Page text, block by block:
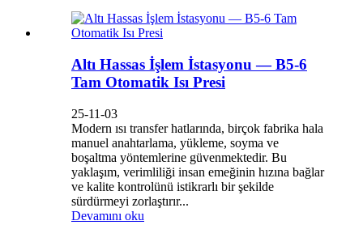
Altı Hassas İşlem İstasyonu — B5-6
Tam Otomatik Isı Presi
25-11-03
Modern ısı transfer hatlarında, birçok fabrika hala
manuel anahtarlama, yükleme, soyma ve
boşaltma yöntemlerine güvenmektedir. Bu
yaklaşım, verimliliği insan emeğinin hızına bağlar
ve kalite kontrolünü istikrarlı bir şekilde
sürdürmeyi zorlaştırır...
Devamını oku